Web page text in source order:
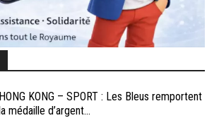
HONG KONG – SPORT : Les Bleus remportent
la médaille d’argent...